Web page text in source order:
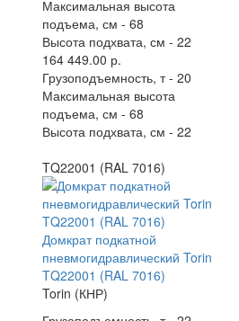
Максимальная высота
подъема, см - 68
Высота подхвата, см - 22
164 449.00 р.
Грузоподъемность, т - 20
Максимальная высота
подъема, см - 68
Высота подхвата, см - 22
TQ22001 (RAL 7016)
Домкрат подкатной
пневмогидравлический Torin
TQ22001 (RAL 7016)
Torin (КНР)